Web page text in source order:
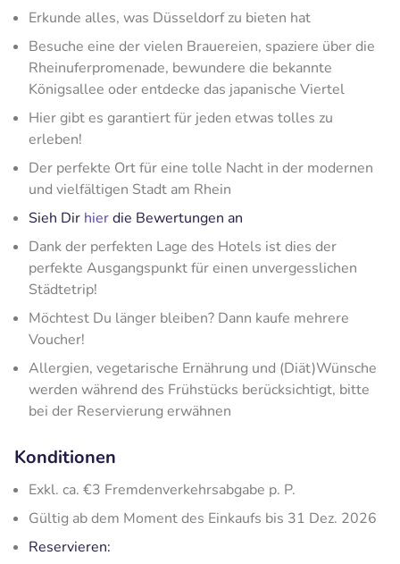
Erkunde alles, was Düsseldorf zu bieten hat
Besuche eine der vielen Brauereien, spaziere über die
Rheinuferpromenade, bewundere die bekannte
Königsallee oder entdecke das japanische Viertel
Hier gibt es garantiert für jeden etwas tolles zu
erleben!
Der perfekte Ort für eine tolle Nacht in der modernen
und vielfältigen Stadt am Rhein
Sieh Dir hierdie Bewertungen an
Dank der perfekten Lage des Hotels ist dies der
perfekte Ausgangspunkt für einen unvergesslichen
Städtetrip!
Möchtest Du länger bleiben? Dann kaufe mehrere
Voucher!
Allergien, vegetarische Ernährung und (Diät)Wünsche
werden während des Frühstücks berücksichtigt, bitte
bei der Reservierung erwähnen
Konditionen
Exkl. ca. €3 Fremdenverkehrsabgabe p. P.
Gültig ab dem Moment des Einkaufs bis 31 Dez. 2026
Reservieren: